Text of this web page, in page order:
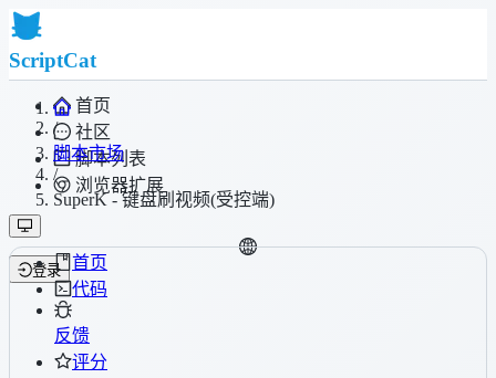
ScriptCat
首页
社区
脚本列表
浏览器扩展
登录
/
脚本市场
/
SuperK - 键盘刷视频(受控端)
首页
代码
反馈
评分